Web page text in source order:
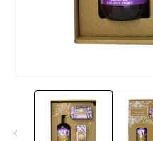
aineisto
modaalisessa
ikkunassa